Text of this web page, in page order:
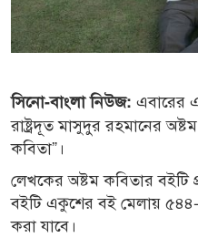
সিনো-বাংলা নিউজ: এবারের
রাষ্ট্রদূত মাসুদুর রহমানের
কবিতা”।
লেখকের অষ্টম কবিতার বইটি
বইটি একুশের বই মেলায়
করা যাবে।